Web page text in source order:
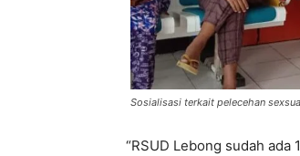
Sosialisasi terkait pelecehan
“RSUD Lebong sudah